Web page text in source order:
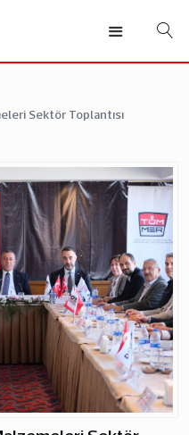
Sektör Toplantısı